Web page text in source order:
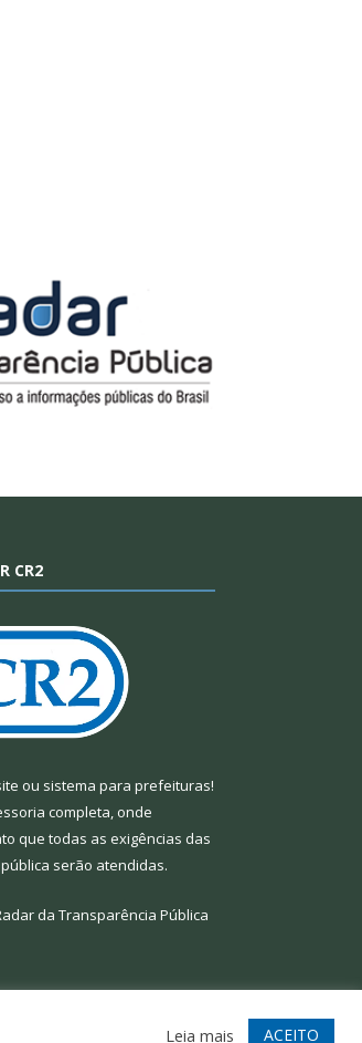
CR2
ou sistema para prefeituras!
completa, onde
que todas as exigências das
serão atendidas.
da Transparência Pública
Acessar Webmail
Leia mais ACEITO